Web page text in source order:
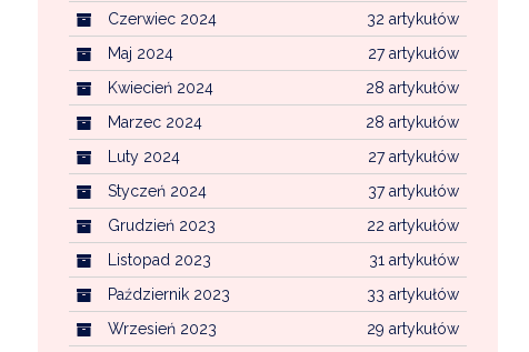
32 artykułów
Czerwiec 2024
27 artykułów
Maj 2024
28 artykułów
Kwiecień 2024
28 artykułów
Marzec 2024
27 artykułów
Luty 2024
37 artykułów
Styczeń 2024
22 artykułów
Grudzień 2023
31 artykułów
Listopad 2023
33 artykułów
Październik 2023
29 artykułów
Wrzesień 2023